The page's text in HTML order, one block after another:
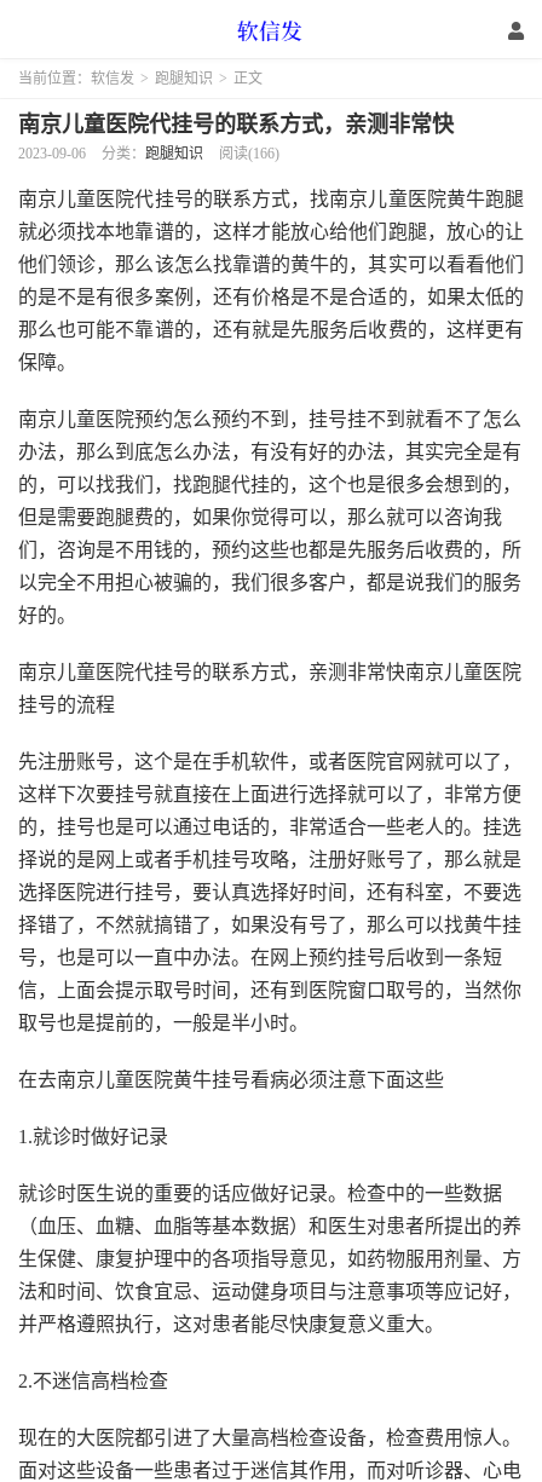
当前位置： 软信发 > 跑腿知识 > 正文
南京儿童医院代挂号的联系方式，亲测非常快
2023-09-06 分类： 跑腿知识 阅读(166)
南京儿童医院代挂号的联系方式，找南京儿童医院黄牛跑腿
就必须找本地靠谱的，这样才能放心给他们跑腿，放心的让
他们领诊，那么该怎么找靠谱的黄牛的，其实可以看看他们
的是不是有很多案例，还有价格是不是合适的，如果太低的
那么也可能不靠谱的，还有就是先服务后收费的，这样更有
保障。
南京儿童医院预约怎么预约不到，挂号挂不到就看不了怎么
办法，那么到底怎么办法，有没有好的办法，其实完全是有
的，可以找我们，找跑腿代挂的，这个也是很多会想到的，
但是需要跑腿费的，如果你觉得可以，那么就可以咨询我
们，咨询是不用钱的，预约这些也都是先服务后收费的，所
以完全不用担心被骗的，我们很多客户，都是说我们的服务
好的。
南京儿童医院代挂号的联系方式，亲测非常快南京儿童医院
挂号的流程
先注册账号，这个是在手机软件，或者医院官网就可以了，
这样下次要挂号就直接在上面进行选择就可以了，非常方便
的，挂号也是可以通过电话的，非常适合一些老人的。挂选
择说的是网上或者手机挂号攻略，注册好账号了，那么就是
选择医院进行挂号，要认真选择好时间，还有科室，不要选
择错了，不然就搞错了，如果没有号了，那么可以找黄牛挂
号，也是可以一直中办法。在网上预约挂号后收到一条短
信，上面会提示取号时间，还有到医院窗口取号的，当然你
取号也是提前的，一般是半小时。
在去南京儿童医院黄牛挂号看病必须注意下面这些
1.就诊时做好记录
就诊时医生说的重要的话应做好记录。检查中的一些数据
（血压、血糖、血脂等基本数据）和医生对患者所提出的养
生保健、康复护理中的各项指导意见，如药物服用剂量、方
法和时间、饮食宜忌、运动健身项目与注意事项等应记好，
并严格遵照执行，这对患者能尽快康复意义重大。
2.不迷信高档检查
现在的大医院都引进了大量高档检查设备，检查费用惊人。
面对这些设备一些患者过于迷信其作用，而对听诊器、心电